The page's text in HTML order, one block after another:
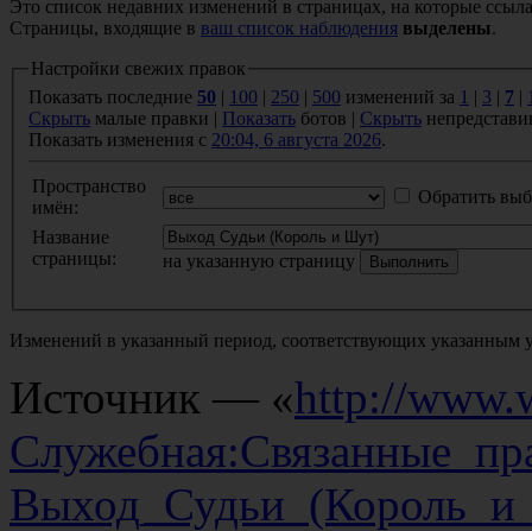
Это список недавних изменений в страницах, на которые
Страницы, входящие в ваш список наблюдения выделены.
Настройки свежих правок
Показать последние 50 | 100 | 250 | 500 изменений за 1 | 3 | 7 |
Скрыть малые правки | Показать ботов | Скрыть
Показать изменения с 20:04, 6 августа 2026.
Пространство
имён:
Обратить
Название
страницы:
на указанную страницу
Изменений в указанный период, соответствующих указанным
Источник — «http://